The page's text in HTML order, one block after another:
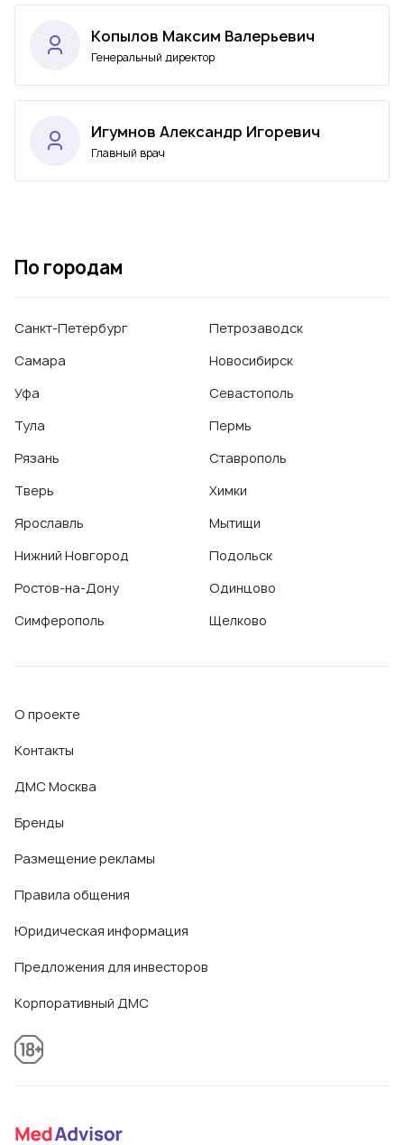
Копылов Максим Валерьевич
Генеральный директор
Игумнов Александр Игоревич
Главный врач
По городам
Санкт-Петербург
Самара
Уфа
Тула
Рязань
Тверь
Ярославль
Нижний Новгород
Ростов-на-Дону
Симферополь
Петрозаводск
Новосибирск
Севастополь
Пермь
Ставрополь
Химки
Мытищи
Подольск
Одинцово
Щелково
О проекте
Контакты
ДМС Москва
Бренды
Размещение рекламы
Правила общения
Юридическая информация
Предложения для инвесторов
Корпоративный ДМС